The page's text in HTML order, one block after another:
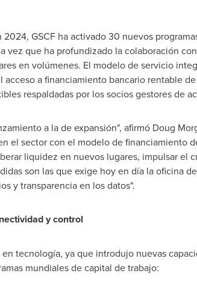
GSCF ha activado 30 nuevos
vez que ha profundizado la colaboración
en volúmenes. El modelo de servicio
a financiamiento bancario rentable
respaldadas por los socios gestores de
a la de expansión", afirmó Doug
el sector con el modelo de financiamiento
liquidez en nuevos lugares, impulsar el
son las que exige hoy en día la oficina
y transparencia en los datos".
y control
tecnología, ya que introdujo nuevas
mundiales de capital de trabajo: